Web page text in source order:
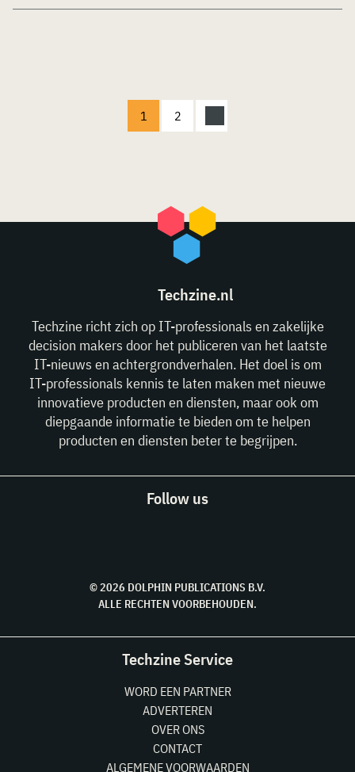
1 2
Techzine.nl
Techzine richt zich op IT-professionals en zakelijke
decision makers door het publiceren van het laatste
IT-nieuws en achtergrondverhalen. Het doel is om
IT-professionals kennis te laten maken met nieuwe
innovatieve producten en diensten, maar ook om
diepgaande informatie te bieden om te helpen
producten en diensten beter te begrijpen.
Follow us
© 2026 DOLPHIN PUBLICATIONS B.V.
ALLE RECHTEN VOORBEHOUDEN.
Techzine Service
WORD EEN PARTNER
ADVERTEREN
OVER ONS
CONTACT
ALGEMENE VOORWAARDEN